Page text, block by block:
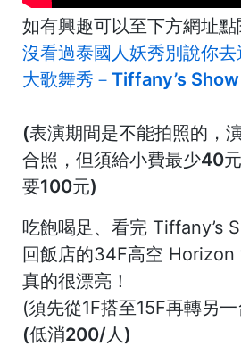
如有興趣可以至下方網址點
沒看過泰國人妖秀別說你
大歌舞秀－Tiffany’s Show
(表演期間是不能拍照的，
合照，但須給小費最少40
要100元)
吃飽喝足、看完 Tiffany’s
回飯店的34F高空 Horizon
真的很漂亮！
(須先從1F搭至15F再轉另
(低消200/人)